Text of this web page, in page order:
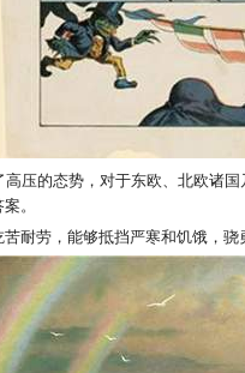
压的态势，对于东欧、北欧诸
。
耐劳，能够抵挡严寒和饥饿，